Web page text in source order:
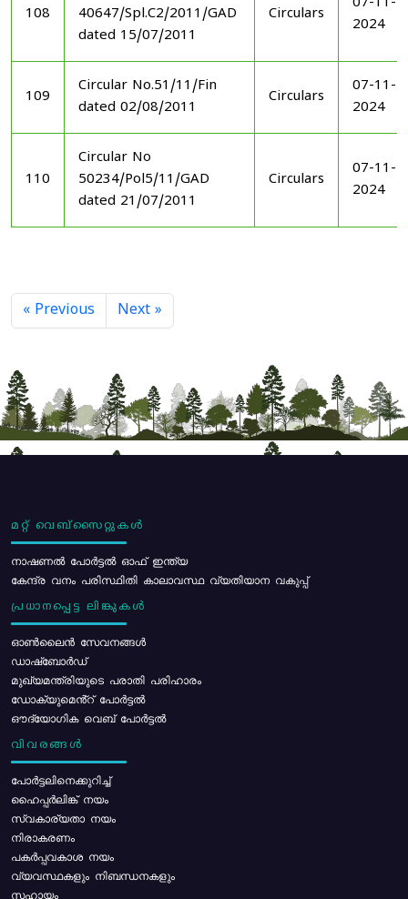
108
40647/Spl.C2/2011/GAD
dated 15/07/2011
Circulars
2024
109
Circular No.51/11/Fin
dated 02/08/2011
Circulars
07-11-
2024
110
Circular No
50234/Pol5/11/GAD
dated 21/07/2011
Circulars
07-11-
2024
« Previous Next »
മറ്റ് വെബ്സൈറ്റുകൾ
നാഷണൽ പോർട്ടൽ ഓഫ് ഇന്ത്യ
കേന്ദ്ര വനം പരിസ്ഥിതി കാലാവസ്ഥ വ്യതിയാന വകുപ്പ്
പ്രധാനപ്പെട്ട ലിങ്കുകൾ
ഓൺലൈൻ സേവനങ്ങൾ
ഡാഷ്ബോർഡ്
മുഖ്യമന്ത്രിയുടെ പരാതി പരിഹാരം
ഡോക്യുമെൻ്റ് പോർട്ടൽ
ഔദ്യോഗിക വെബ് പോർട്ടൽ
വിവരങ്ങൾ
പോര്‍ട്ടലിനെക്കുറിച്ച്
ഹൈപ്പർലിങ്ക് നയം
സ്വകാര്യതാ നയം
നിരാകരണം
പകർപ്പവകാശ നയം
വ്യവസ്ഥകളും നിബന്ധനകളും
സഹായം